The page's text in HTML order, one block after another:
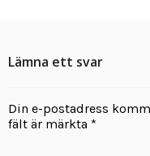
Lämna ett svar
Din e-postadress
fält är märkta *